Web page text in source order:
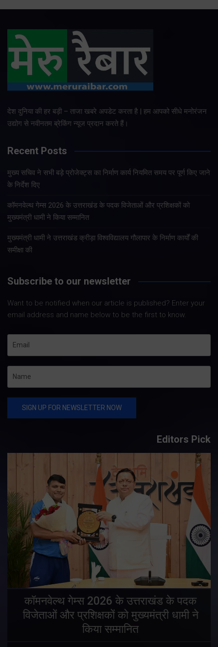
देश दुनिया की हर बड़ी – ताजा खबरे अपडेट करता है | हम आपको सीधे मनोरंजन
उद्योग से नवीनतम ब्रेकिंग न्यूज प्रदान करते हैं।
Recent Posts
मुख्य सचिव ने सभी बड़े प्रोजेक्ट्स का निर्माण कार्य नियमित समय पर पूर्ण किए जाने
के निर्देश दिए
कॉमनवेल्थ गेम्स 2026 के उत्तराखंड के पदक विजेताओं और प्रशिक्षकों को
मुख्यमंत्री धामी ने किया सम्मानित
मुख्यमंत्री धामी ने उत्तराखंड क्रीड़ा विश्वविद्यालय गौलापार के निर्माण कार्यों की
समीक्षा की
Subscribe to our newsletter
Want to be notified when our article is published? Enter your
email address and name below to be the first to know.
Editors Pick
कॉमनवेल्थ गेम्स 2026 के उत्तराखंड के पदक
विजेताओं और प्रशिक्षकों को मुख्यमंत्री धामी ने
किया सम्मानित